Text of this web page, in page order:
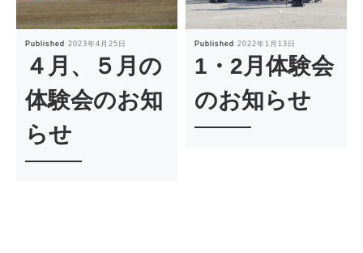
Published 2023年4月25日
４月、５月の
体験会のお知
らせ
Published 2022年1月13日
1・2月体験会
のお知らせ